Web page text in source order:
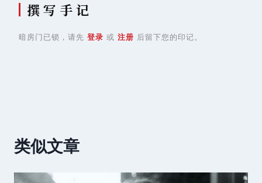
撰 写 手 记
暗房门已锁，请先 登录 或 注册 后留下您的印记。
类似文章